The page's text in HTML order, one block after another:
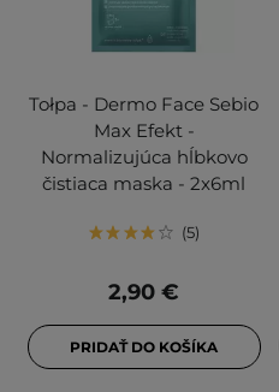
Tołpa - Dermo Face Sebio
Max Efekt -
Normalizujúca hĺbkovo
čistiaca maska - 2x6ml
5
2,90 €
PRIDAŤ DO KOŠÍKA